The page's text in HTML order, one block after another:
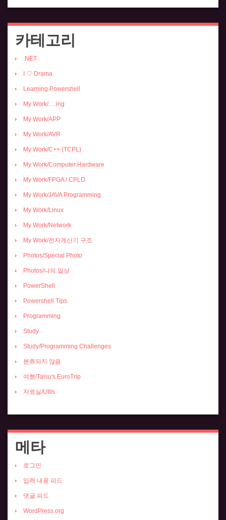
카테고리
.NET
I ♡ Drama
Learning Powershell
My Work/….ing
My Work/APP
My Work/AVR
My Work/C++ (TCPL)
My Work/Computer Hardware
My Work/FPGA / CPLD
My Work/JAVA Programming
My Work/Linux
My Work/Network
My Work/전자계산기 구조
Photos/Special Photo
Photos/나의 일상
PowerShell
Powershell Tips
Programming
Study
Study/Programming Challenges
분류되지 않음
여행/Talsu's EuroTrip
자료실/Utils
메타
로그인
입력 내용 피드
댓글 피드
WordPress.org